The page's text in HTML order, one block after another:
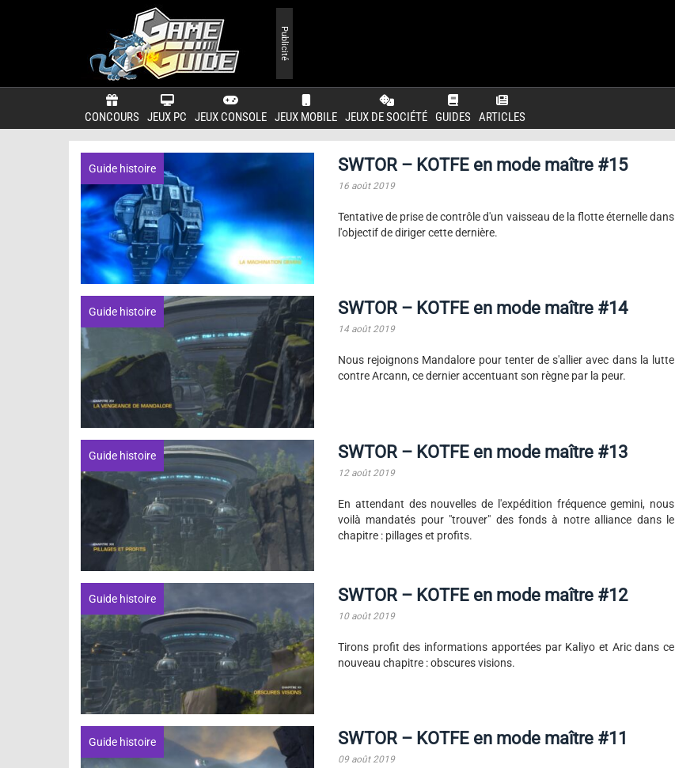
CONCOURS JEUX PC JEUX CONSOLE JEUX MOBILE JEUX DE SOCIÉTÉ GUIDES ARTICLES
Publicité
Guide histoire SWTOR – KOTFE en mode maître #15
16 août 2019
Tentative de prise de contrôle d'un vaisseau de la flotte éternelle dans
l'objectif de diriger cette dernière.
Guide histoire SWTOR – KOTFE en mode maître #14
14 août 2019
Nous rejoignons Mandalore pour tenter de s'allier avec dans la lutte
contre Arcann, ce dernier accentuant son règne par la peur.
Guide histoire SWTOR – KOTFE en mode maître #13
12 août 2019
En attendant des nouvelles de l'expédition fréquence gemini, nous
voilà mandatés pour "trouver" des fonds à notre alliance dans le
chapitre : pillages et profits.
Guide histoire SWTOR – KOTFE en mode maître #12
10 août 2019
Tirons profit des informations apportées par Kaliyo et Aric dans ce
nouveau chapitre : obscures visions.
Guide histoire SWTOR – KOTFE en mode maître #11
09 août 2019